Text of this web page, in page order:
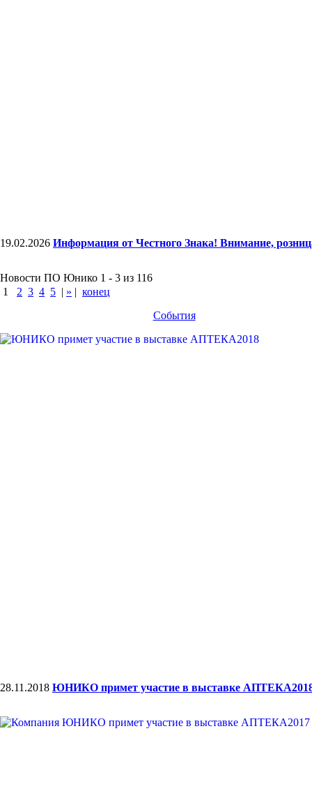
19.02.2026 Информация от Честного Знака! Внимание,
Новости ПО Юнико 1 - 3 из 116
1
2 3 4 5 | » | конец
События
28.11.2018 ЮНИКО примет участие в выставке